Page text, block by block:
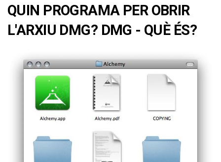
QUIN PROGRAMA PER OBRIR
L'ARXIU DMG? DMG - QUÈ ÉS?